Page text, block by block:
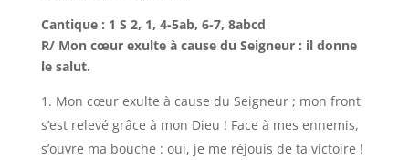
Cantique : 1 S 2, 1, 4-5ab, 6-7, 8abcd
R/ Mon cœur exulte à cause du Seigneur : il donne
le salut.
Mon cœur exulte à cause du Seigneur ; mon front
s’est relevé grâce à mon Dieu ! Face à mes ennemis,
s’ouvre ma bouche : oui, je me réjouis de ta victoire !